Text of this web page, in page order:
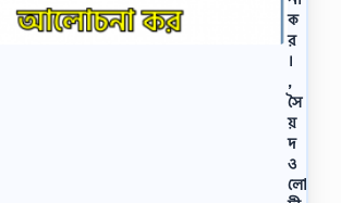
ক
র
।
,
সৈ
য়
দ
ও
লো